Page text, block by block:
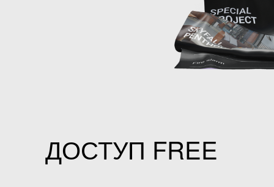
ДОСТУП FREE